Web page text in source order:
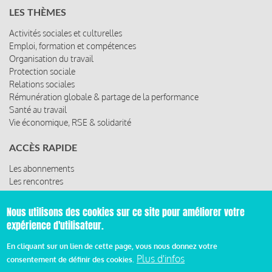
LES THÈMES
Activités sociales et culturelles
Emploi, formation et compétences
Organisation du travail
Protection sociale
Relations sociales
Rémunération globale & partage de la performance
Santé au travail
Vie économique, RSE & solidarité
ACCÈS RAPIDE
Les abonnements
Les rencontres
Les ressources
© 2019 Miroir Social - Réalisé parCafffeine
Nous utilisons des cookies sur ce site pour améliorer votre
expérience d'utilisateur.
En cliquant sur un lien de cette page, vous nous donnez votre
consentement de définir des cookies. Plus d'infos